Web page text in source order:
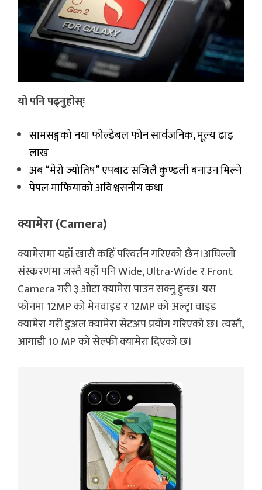
यो पनि पढ्नुहोस्ः
सामसङ्गको नया फोल्डेबल फोन सार्वजनिक, मूल्य ढाइ
लाख
अब “मेरो ज्योतिष” एपबाट सजिलै कुण्डली बनाउन मिल्ने
पेपल माफियाको अविश्वसनीय कथा
क्यामेरा (Camera)
क्यामेरामा यहाँ खासै कहिँ परिवर्तन गरिएको छैन।अघिल्लो
संस्करणमा जस्तै यहाँ पनि Wide, Ultra-Wide र Front
Camera गरी ३ ओटा क्यामेरा पाउन सक्नु हुन्छ। यस
फोनमा 12MP को मेनवाइड र 12MP को अल्ट्रा वाइड
क्यामेरा गरी डुअल क्यामेरा सेटअप प्रयोग गरिएको छ। त्यस्तै,
आगाडी 10 MP को सेल्फी क्यामेरा दिएको छ।